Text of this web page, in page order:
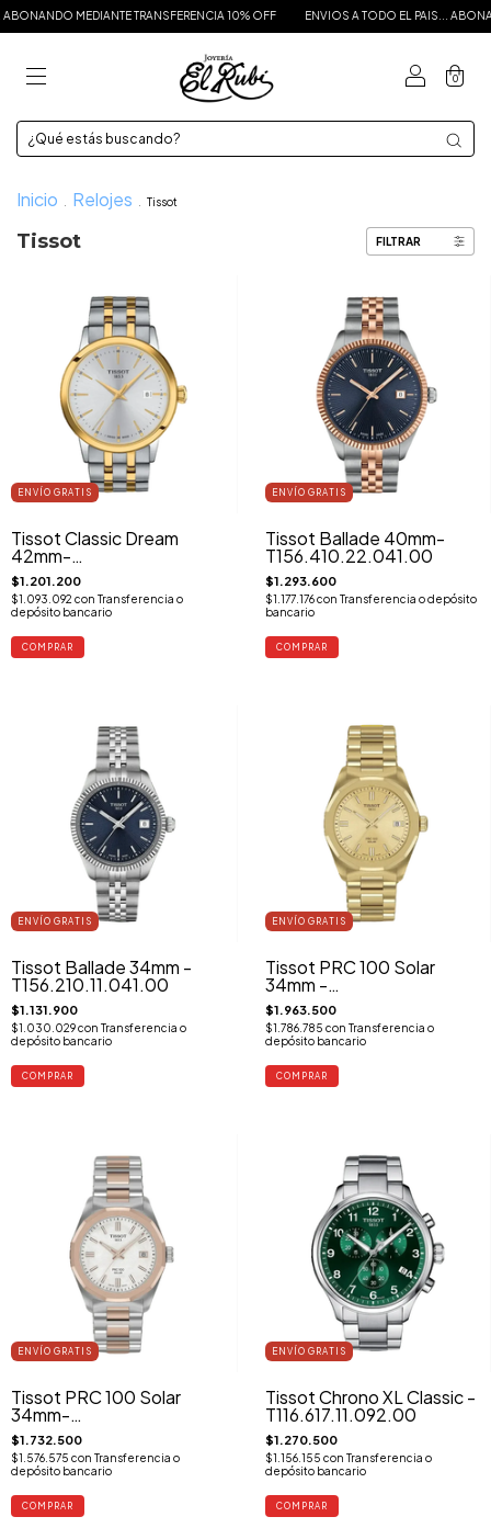
MEDIANTE TRANSFERENCIA 10% OFF ENVIOS A TODO EL PAIS...
0
Inicio Relojes Tissot
Tissot FILTRAR
ENVÍO GRATIS
Tissot Classic Dream
42mm-
T129.410.22.031.00
$1.201.200
$1.093.092 con Transferencia o
depósito bancario
ENVÍO GRATIS
Tissot Ballade 40mm-
T156.410.22.041.00
$1.293.600
$1.177.176con Transferencia o depósito
bancario
ENVÍO GRATIS
Tissot Ballade 34mm -
T156.210.11.041.00
$1.131.900
$1.030.029con Transferencia o
depósito bancario
ENVÍO GRATIS
Tissot PRC 100 Solar
34mm -
T151.822.33.021.00
$1.963.500
$1.786.785 con Transferencia o
depósito bancario
ENVÍO GRATIS
Tissot PRC 100 Solar
34mm-
T151.822.22.111.00
$1.732.500
$1.576.575 con Transferencia o
depósito bancario
ENVÍO GRATIS
Tissot Chrono XL Classic -
T116.617.11.092.00
$1.270.500
$1.156.155 con Transferencia o
depósito bancario